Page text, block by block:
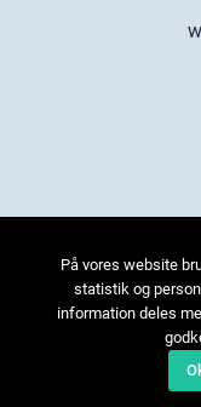
På vores website
statistik og
information deles